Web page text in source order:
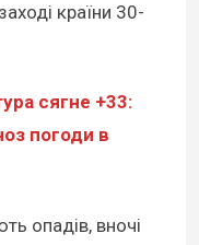
країни 30-
сягне +33:
погоди в
опадів, вночі